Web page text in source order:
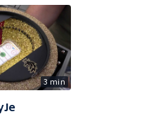
3 min